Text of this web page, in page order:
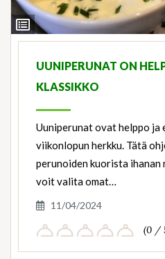
View
Ingredients
UUNIPERUNAT ON
KLASSIKKO
Uuniperunat ovat helppo ja
viikonlopun herkku. Tätä
perunoiden kuorista ihanan
voit valita omat…
11/04/2024
(0 /